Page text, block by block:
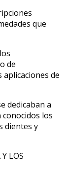
que
de
de
dedicaban a
conocidos los
dientes y